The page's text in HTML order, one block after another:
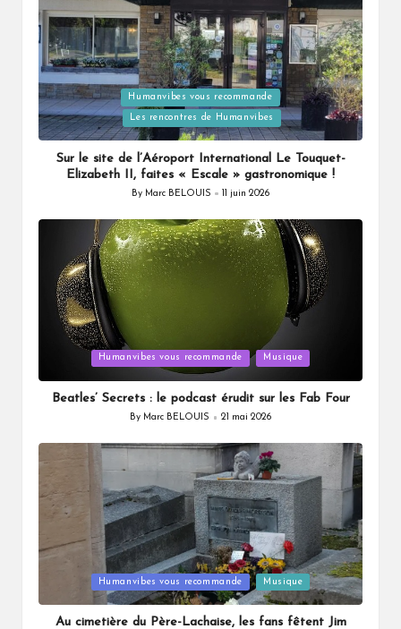
Posted
in
Humanvibes vous recommande
Les rencontres de Humanvibes
Sur le site de l’Aéroport International Le Touquet-
Elizabeth II, faites « Escale » gastronomique !
Posted
By Marc BELOUIS 11 juin 2026
Humanvibes vous recommande Musique
Beatles’ Secrets : le podcast érudit sur les Fab Four
Posted
By Marc BELOUIS 21 mai 2026
Humanvibes vous recommande Musique
Au cimetière du Père-Lachaise, les fans fêtent Jim